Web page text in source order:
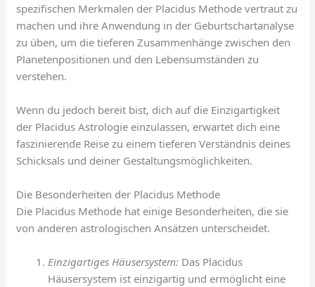
spezifischen Merkmalen der Placidus Methode vertraut zu
machen und ihre Anwendung in der Geburtschartanalyse
zu üben, um die tieferen Zusammenhänge zwischen den
Planetenpositionen und den Lebensumständen zu
verstehen.
Wenn du jedoch bereit bist, dich auf die Einzigartigkeit
der Placidus Astrologie einzulassen, erwartet dich eine
faszinierende Reise zu einem tieferen Verständnis deines
Schicksals und deiner Gestaltungsmöglichkeiten.
Die Besonderheiten der Placidus Methode
Die Placidus Methode hat einige Besonderheiten, die sie
von anderen astrologischen Ansätzen unterscheidet.
Einzigartiges Häusersystem: Das Placidus
Häusersystem ist einzigartig und ermöglicht eine